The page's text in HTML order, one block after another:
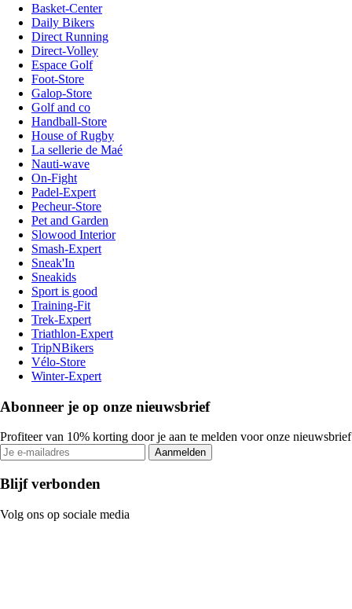
Basket-Center
Daily Bikers
Direct Running
Direct-Volley
Espace Golf
Foot-Store
Galop-Store
Golf and co
Handball-Store
House of Rugby
La sellerie de Maé
Nauti-wave
On-Fight
Padel-Expert
Pecheur-Store
Pet and Garden
Slowood Interior
Smash-Expert
Sneak'In
Sneakids
Sport is good
Training-Fit
Trek-Expert
Triathlon-Expert
TripNBikers
Vélo-Store
Winter-Expert
Abonneer je op onze nieuwsbrief
Profiteer van 10% korting door je aan te melden voor onze nieuwsbrief
Aanmelden
Blijf verbonden
Volg ons op sociale media